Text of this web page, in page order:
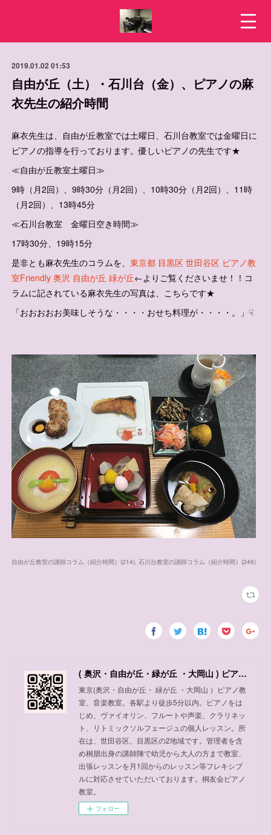
2019.01.02 01:53
自由が丘（土）・石川台（金）、ピアノの麻
衣先生の紹介時間
麻衣先生は、自由が丘教室では土曜日、石川台教室では金曜日に
ピアノの指導を行っております。優しいピアノの先生です★
≪自由が丘教室土曜日≫
9時（月2回）、9時30分（月2回）、10時30分（月2回）、11時
（月2回）、13時45分
≪石川台教室 金曜日空き時間≫
17時30分、19時15分
是非とも麻衣先生のコラムを、 東京都 目黒区 世田谷区 ピアノ教
室Friendly 奥沢 自由が丘 緑が丘←よりご覧くださいませ！！コ
ラムに記されている麻衣先生の写真は、こちらです★
「おおおおお美味しそうな・・・・おせち料理が・・・・。」☟
自由が丘教室の講師コラム（紹介時間） (214) 石川台教室の講師コラム（紹介時間） (246)
( 奥沢・自由が丘・緑が丘 ・大岡山 ) ピアノ教室、音楽教室
東京(奥沢・自由が丘・ 緑が丘 ・大岡山 ）ピアノ教
室、音楽教室。各駅より徒歩5分以内。ピアノをは
じめ、ヴァイオリン、フルートや声楽、クラリネッ
ト、リトミックソルフェージュの個人レッスン。所
在は、世田谷区、目黒区の2地域です。管理者を含
め桐朋出身の講師陣で幼児から大人の方まで教室、
出張レッスンを月1回からのレッスン等フレキシブ
ルに対応させていただいております。桐友会ピアノ
教室。
フォロー